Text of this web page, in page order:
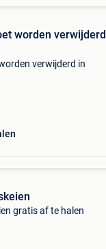
worden verwijderd
verwijderd in
gratis af te halen